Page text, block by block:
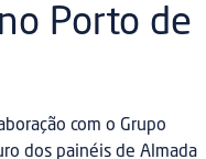
Porto de
com o Grupo
dos painéis de Almada